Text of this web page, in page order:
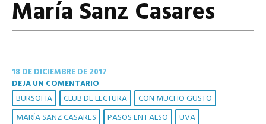
María Sanz Casares
18 DE DICIEMBRE DE 2017
DEJA UN COMENTARIO
BURSOFIA CLUB DE LECTURA
CON MUCHO GUSTO
MARÍA SANZ CASARES
PASOS EN FALSO UVA